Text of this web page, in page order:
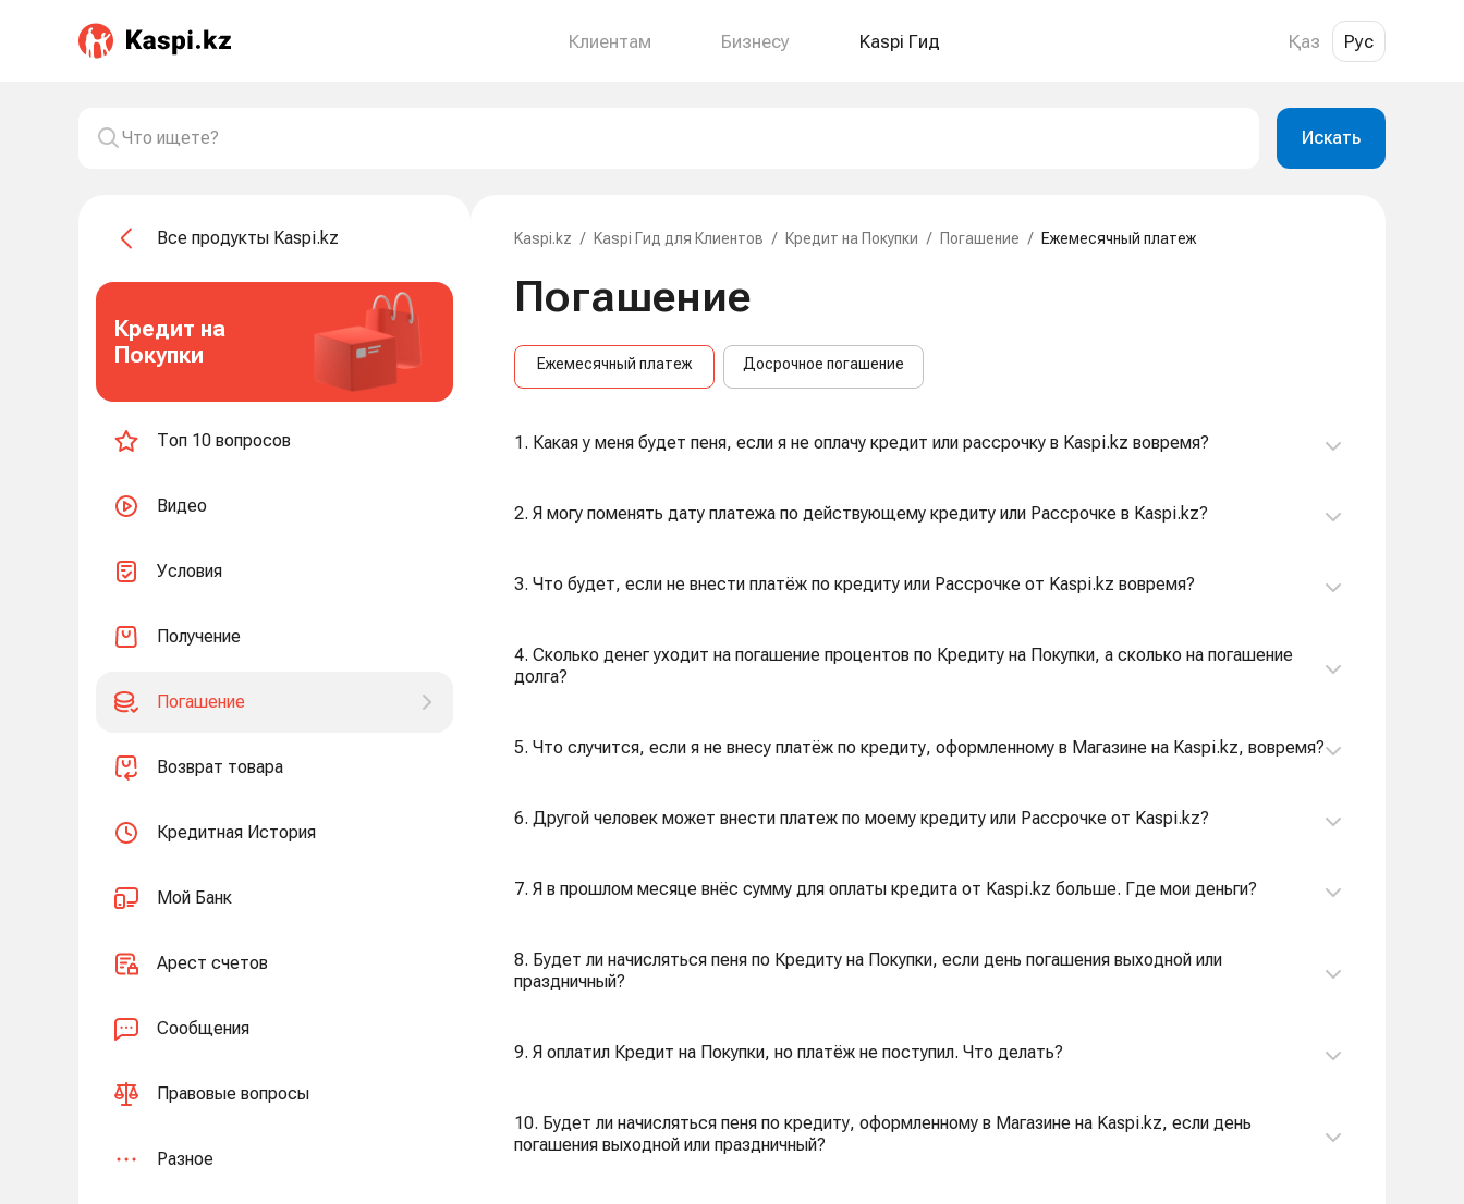
Клиентам Бизнесу Kaspi Гид Қаз Рус
Искать
Все продукты Kaspi.kz
Кредит на
Покупки
Топ 10 вопросов
Видео
Условия
Получение
Погашение
Возврат товара
Кредитная История
Мой Банк
Арест счетов
Сообщения
Правовые вопросы
Разное
Kaspi.kz / Kaspi Гид для Клиентов / Кредит на Покупки / Погашение / Ежемесячный платеж
Погашение
Ежемесячный платеж Досрочное погашение
1. Какая у меня будет пеня, если я не оплачу кредит или рассрочку в Kaspi.kz вовремя?
2. Я могу поменять дату платежа по действующему кредиту или Рассрочке в Kaspi.kz?
3. Что будет, если не внести платёж по кредиту или Рассрочке от Kaspi.kz вовремя?
4. Сколько денег уходит на погашение процентов по Кредиту на Покупки, а сколько на погашение
долга?
5. Что случится, если я не внесу платёж по кредиту, оформленному в Магазине на Kaspi.kz, вовремя?
6. Другой человек может внести платеж по моему кредиту или Рассрочке от Kaspi.kz?
7. Я в прошлом месяце внёс сумму для оплаты кредита от Kaspi.kz больше. Где мои деньги?
8. Будет ли начисляться пеня по Кредиту на Покупки, если день погашения выходной или
праздничный?
9. Я оплатил Кредит на Покупки, но платёж не поступил. Что делать?
10. Будет ли начисляться пеня по кредиту, оформленному в Магазине на Kaspi.kz, если день
погашения выходной или праздничный?